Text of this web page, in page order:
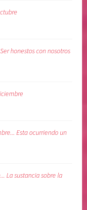
honestos con nosotros
Esta ocurriendo un
La sustancia sobre la